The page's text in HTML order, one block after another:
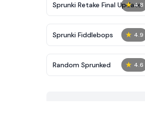
★ 4.8
Sprunki Retake Final Update
★ 4.9
Sprunki Fiddlebops
★ 4.6
Random Sprunked